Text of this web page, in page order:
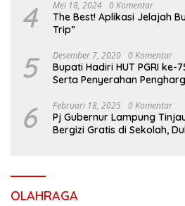
4 Mei 18, 2024 0 Komentar
The Best! Aplikasi Jelajah
Trip”
5 Desember 7, 2020 0 Komentar
Bupati Hadiri HUT PGRI ke-
Serta Penyerahan
6 Februari 18, 2025 0 Komentar
Pj Gubernur Lampung
Bergizi Gratis di Sekolah,
OLAHRAGA